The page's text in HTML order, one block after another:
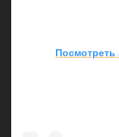
Посмотреть